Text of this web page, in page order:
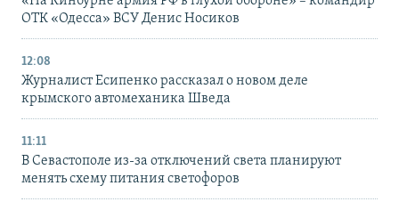
ОТК «Одесса» ВСУ Денис Носиков
12:08
Журналист Есипенко рассказал о новом деле
крымского автомеханика Шведа
11:11
В Севастополе из-за отключений света планируют
менять схему питания светофоров